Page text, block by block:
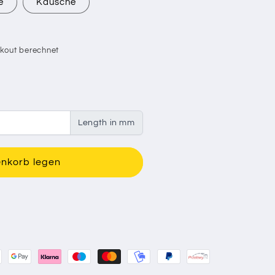
Kausche
berechnet
Length in mm
legen